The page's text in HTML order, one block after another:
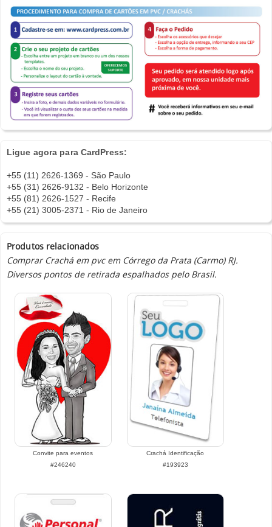
Ligue agora para CardPress:
+55 (11) 2626-1369 - São Paulo
+55 (31) 2626-9132 - Belo Horizonte
+55 (81) 2626-1527 - Recife
+55 (21) 3005-2371 - Rio de Janeiro
Produtos relacionados
Comprar Crachá em pvc em Córrego da Prata (Carmo) RJ.
Diversos pontos de retirada espalhados pelo Brasil.
Convite para eventos
#246240
Crachá Identificação
#193923